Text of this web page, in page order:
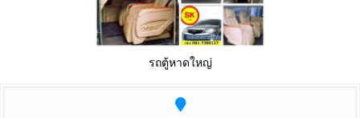
รถตู้หาดใหญ่